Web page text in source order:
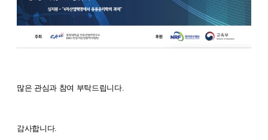
많은 관심과 참여 부탁드립니다.
감사합니다.